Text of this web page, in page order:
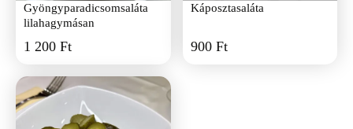
Gyöngyparadicsomsaláta
lilahagymásan
1 200 Ft
Káposztasaláta
900 Ft